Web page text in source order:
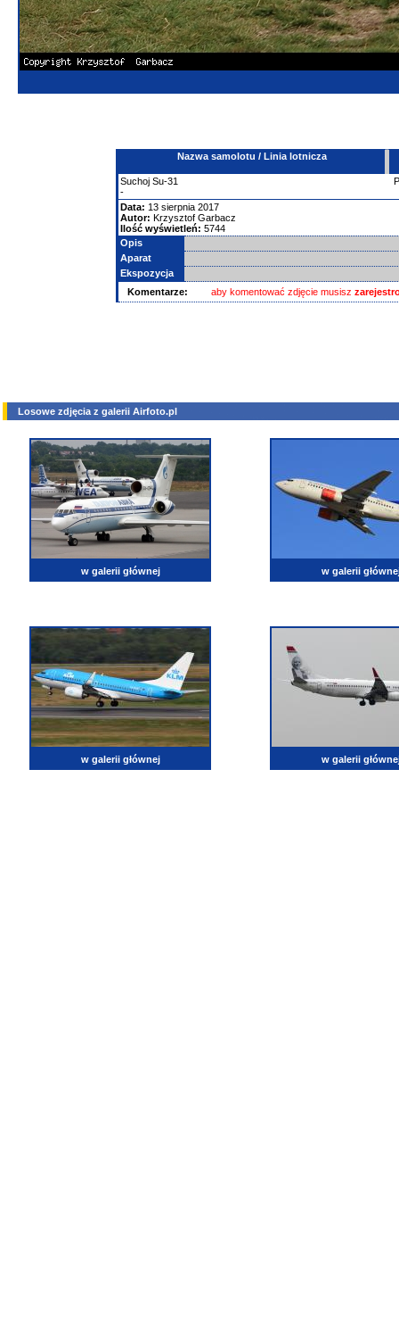
Nazwa samolotu / Linia lotnicza
Suchoj Su-31
-
Data: 13 sierpnia 2017
Autor: Krzysztof Garbacz
Ilość wyświetleń: 5744
Opis
Aparat
Ekspozycja
Komentarze:
aby komentować zdjęcie musisz
Losowe zdjęcia z galerii Airfoto.pl
w galerii głównej w galerii
w galerii głównej w galerii